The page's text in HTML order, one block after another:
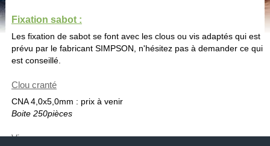
Fixation sabot :
Les fixation de sabot se font avec les clous ou vis adaptés qui est
prévu par le fabricant SIMPSON, n'hésitez pas à demander ce qui
est conseillé.
Clou cranté
CNA 4,0x5,0mm : prix à venir
Boite 250pièces
Vis